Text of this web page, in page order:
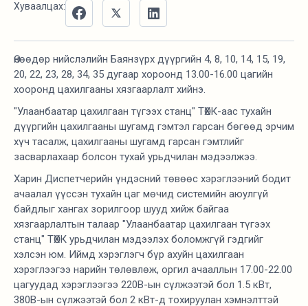
Хуваалцах:
Өнөөдөр нийслэлийн Баянзүрх дүүргийн 4, 8, 10, 14, 15, 19,
20, 22, 23, 28, 34, 35 дугаар хороонд 13.00-16.00 цагийн
хооронд цахилгааны хязгаарлалт хийнэ.
"Улаанбаатар цахилгаан түгээх станц" ТӨХК-аас тухайн
дүүргийн цахилгааны шугамд гэмтэл гарсан бөгөөд эрчим
хүч тасалж, цахилгааны шугамд гарсан гэмтлийг
засварлахаар болсон тухай урьдчилан мэдээлжээ.
Харин Диспетчерийн үндэсний төвөөс хэрэглээний бодит
ачаалал үүссэн тухайн цаг мөчид системийн аюулгүй
байдлыг хангах зорилгоор шууд хийж байгаа
хязгаарлалтын талаар "Улаанбаатар цахилгаан түгээх
станц" ТӨХК урьдчилан мэдээлэх боломжгүй гэдгийг
хэлсэн юм. Иймд хэрэглэгч бүр ахуйн цахилгаан
хэрэглээгээ нарийн төлөвлөж, оргил ачааллын 17.00-22.00
цагуудад хэрэглээгээ 220В-ын сүлжээтэй бол 1.5 кВт,
380В-ын сүлжээтэй бол 2 кВт-д тохируулан хэмнэлттэй